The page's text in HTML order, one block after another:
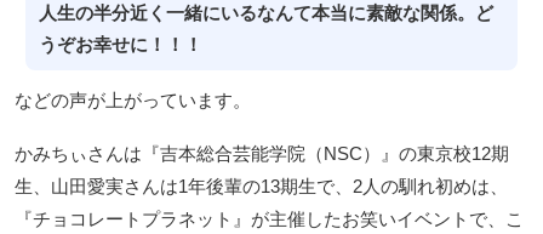
人生の半分近く一緒にいるなんて本当に素敵な関係。ど
うぞお幸せに！！！
などの声が上がっています。
かみちぃさんは『吉本総合芸能学院（NSC）』の東京校12期
生、山田愛実さんは1年後輩の13期生で、2人の馴れ初めは、
『チョコレートプラネット』が主催したお笑いイベントで、こ